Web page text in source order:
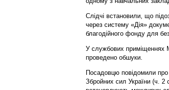
Слідчі встановили, що
через систему «Дія»
благодійного фонду для
У службових приміщеннях
проведено обшуки.
Посадовцю повідомили про
Збройних сил України (ч. 2